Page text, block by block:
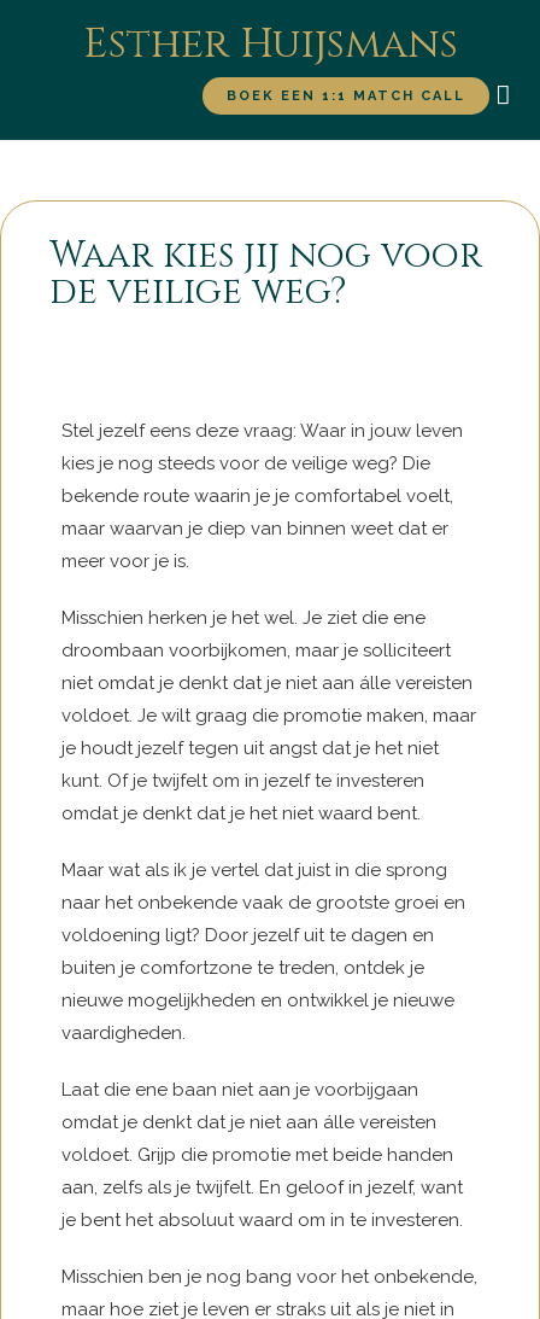
Esther Huijsmans
BOEK EEN 1:1 MATCH CALL
Waar kies jij nog voor
de veilige weg?
Stel jezelf eens deze vraag: Waar in jouw leven
kies je nog steeds voor de veilige weg? Die
bekende route waarin je je comfortabel voelt,
maar waarvan je diep van binnen weet dat er
meer voor je is.
Misschien herken je het wel. Je ziet die ene
droombaan voorbijkomen, maar je solliciteert
niet omdat je denkt dat je niet aan álle vereisten
voldoet. Je wilt graag die promotie maken, maar
je houdt jezelf tegen uit angst dat je het niet
kunt. Of je twijfelt om in jezelf te investeren
omdat je denkt dat je het niet waard bent.
Maar wat als ik je vertel dat juist in die sprong
naar het onbekende vaak de grootste groei en
voldoening ligt? Door jezelf uit te dagen en
buiten je comfortzone te treden, ontdek je
nieuwe mogelijkheden en ontwikkel je nieuwe
vaardigheden.
Laat die ene baan niet aan je voorbijgaan
omdat je denkt dat je niet aan álle vereisten
voldoet. Grijp die promotie met beide handen
aan, zelfs als je twijfelt. En geloof in jezelf, want
je bent het absoluut waard om in te investeren.
Misschien ben je nog bang voor het onbekende,
maar hoe ziet je leven er straks uit als je niet in